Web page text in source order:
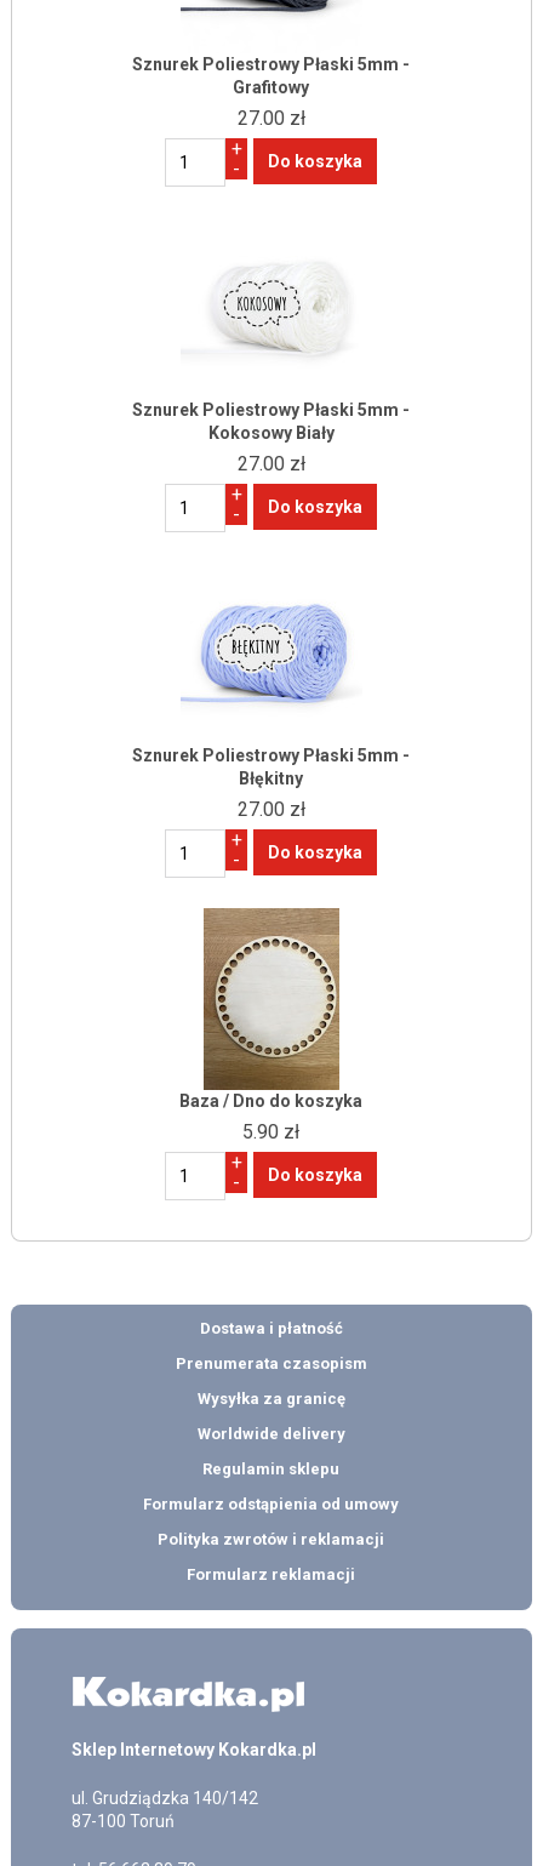
Sznurek Poliestrowy Płaski 5mm -
Grafitowy
27.00 zł
+
-
Sznurek Poliestrowy Płaski 5mm -
Kokosowy Biały
27.00 zł
+
-
Sznurek Poliestrowy Płaski 5mm -
Błękitny
27.00 zł
+
-
Baza / Dno do koszyka
5.90 zł
+
-
Dostawa i płatność
Prenumerata czasopism
Wysyłka za granicę
Worldwide delivery
Regulamin sklepu
Formularz odstąpienia od umowy
Polityka zwrotów i reklamacji
Formularz reklamacji
Sklep Internetowy Kokardka.pl
ul. Grudziądzka 140/142
87-100 Toruń